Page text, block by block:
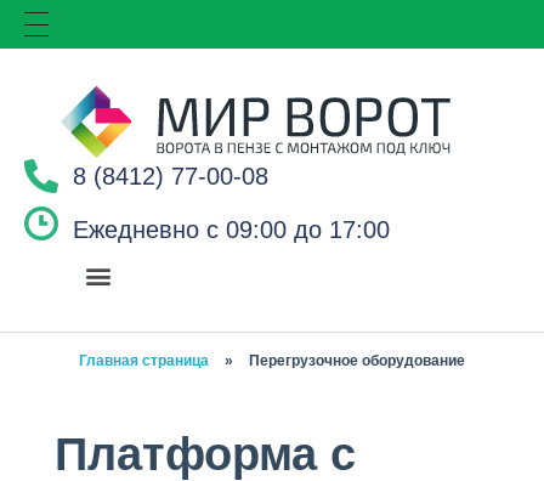
8 (8412) 77-00-08
Ежедневно с 09:00 до 17:00
Главная страница » Перегрузочное оборудование
Платформа с